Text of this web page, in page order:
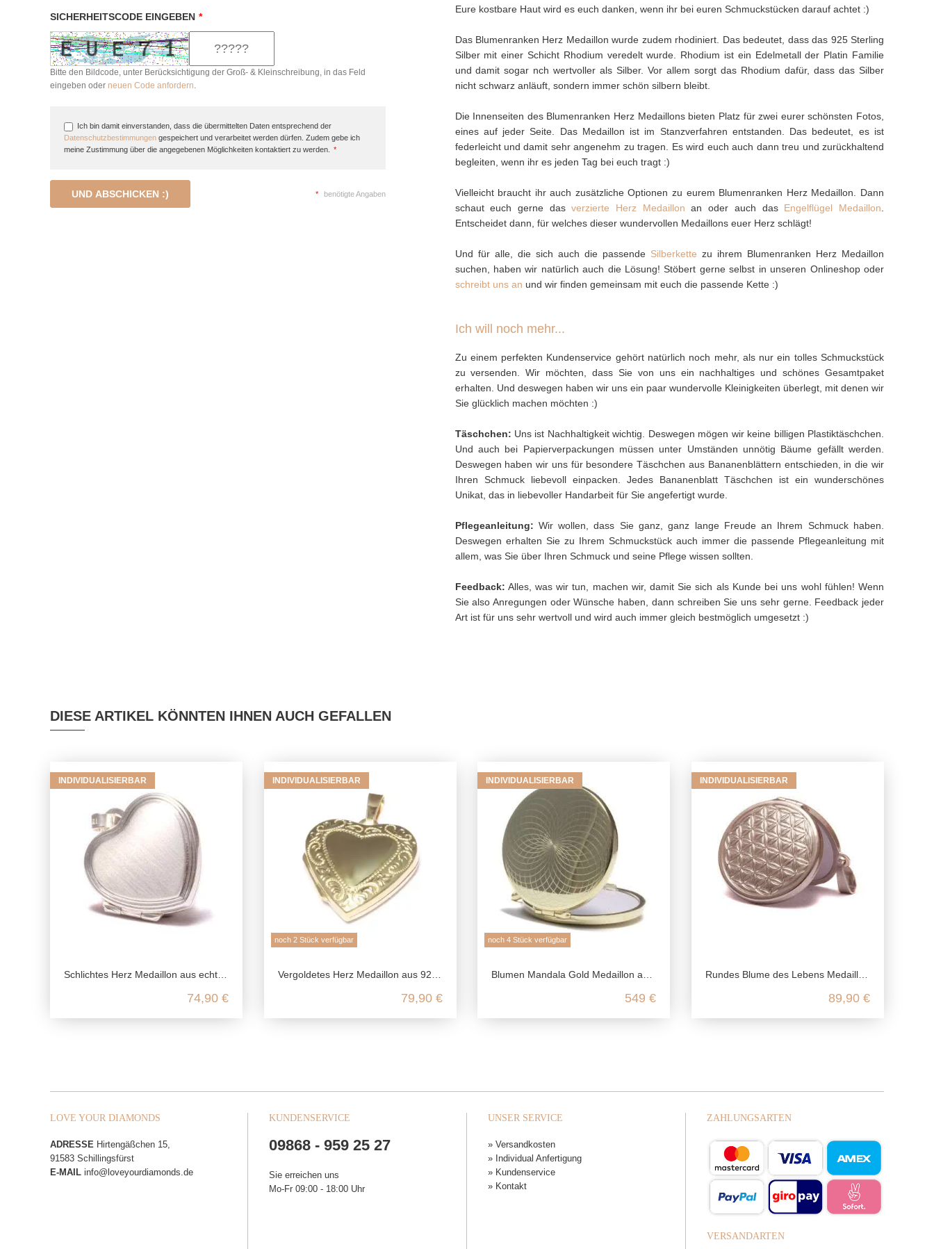
SICHERHEITSCODE EINGEBEN *
Bitte den Bildcode, unter Berücksichtigung der Groß- & Kleinschreibung, in das Feld
eingeben oder neuen Code anfordern.
Ich bin damit einverstanden, dass die übermittelten Daten entsprechend der
Datenschutzbestimmungen gespeichert und verarbeitet werden dürfen. Zudem gebe ich
meine Zustimmung über die angegebenen Möglichkeiten kontaktiert zu werden.
*
UND ABSCHICKEN :) * benötigte Angaben
Eure kostbare Haut wird es euch danken, wenn ihr bei euren Schmuckstücken darauf achtet :)
Das Blumenranken Herz Medaillon wurde zudem rhodiniert. Das bedeutet, dass das 925 Sterling
Silber mit einer Schicht Rhodium veredelt wurde. Rhodium ist ein Edelmetall der Platin Familie
und damit sogar nch wertvoller als Silber. Vor allem sorgt das Rhodium dafür, dass das Silber
nicht schwarz anläuft, sondern immer schön silbern bleibt.
Die Innenseiten des Blumenranken Herz Medaillons bieten Platz für zwei eurer schönsten Fotos,
eines auf jeder Seite. Das Medaillon ist im Stanzverfahren entstanden. Das bedeutet, es ist
federleicht und damit sehr angenehm zu tragen. Es wird euch auch dann treu und zurückhaltend
begleiten, wenn ihr es jeden Tag bei euch tragt :)
Vielleicht braucht ihr auch zusätzliche Optionen zu eurem Blumenranken Herz Medaillon. Dann
schaut euch gerne dasverzierte Herz Medaillon an oder auch das Engelflügel Medaillon
Entscheidet dann, für welches dieser wundervollen Medaillons euer Herz schlägt!
Und für alle, die sich auch die passende Silberkette zu ihrem Blumenranken Herz Medaillon
suchen, haben wir natürlich auch die Lösung! Stöbert gerne selbst in unseren Onlineshop oder
schreibt uns an und wir finden gemeinsam mit euch die passende Kette :)
Ich will noch mehr...
Zu einem perfekten Kundenservice gehört natürlich noch mehr, als nur ein tolles Schmuckstück
zu versenden. Wir möchten, dass Sie von uns ein nachhaltiges und schönes Gesamtpaket
erhalten. Und deswegen haben wir uns ein paar wundervolle Kleinigkeiten überlegt, mit denen wir
Sie glücklich machen möchten :)
Täschchen: Uns ist Nachhaltigkeit wichtig. Deswegen mögen wir keine billigen Plastiktäschchen.
Und auch bei Papierverpackungen müssen unter Umständen unnötig Bäume gefällt werden.
Deswegen haben wir uns für besondere Täschchen aus Bananenblättern entschieden, in die wir
Ihren Schmuck liebevoll einpacken. Jedes Bananenblatt Täschchen ist ein wunderschönes
Unikat, das in liebevoller Handarbeit für Sie angefertigt wurde.
Pflegeanleitung: Wir wollen, dass Sie ganz, ganz lange Freude an Ihrem Schmuck haben.
Deswegen erhalten Sie zu Ihrem Schmuckstück auch immer die passende Pflegeanleitung mit
allem, was Sie über Ihren Schmuck und seine Pflege wissen sollten.
Feedback: Alles, was wir tun, machen wir, damit Sie sich als Kunde bei uns wohl fühlen! Wenn
Sie also Anregungen oder Wünsche haben, dann schreiben Sie uns sehr gerne. Feedback jeder
Art ist für uns sehr wertvoll und wird auch immer gleich bestmöglich umgesetzt :)
DIESE ARTIKEL KÖNNTEN IHNEN AUCH GEFALLEN
INDIVIDUALISIERBAR
Schlichtes Herz Medaillon aus echtem 925 Sterling Silber
74,90 €
INDIVIDUALISIERBAR
noch 2 Stück verfügbar
Vergoldetes Herz Medaillon aus 925 Sterling Silber
79,90 €
INDIVIDUALISIERBAR
noch 4 Stück verfügbar
Blumen Mandala Gold Medaillon aus echtem 585 Gelbgold
549 €
INDIVIDUALISIERBAR
Rundes Blume des Lebens Medaillon aus 925 Sterling Silber
89,90 €
LOVE YOUR DIAMONDS
ADRESSE Hirtengäßchen 15,
91583 Schillingsfürst
E-MAIL info@loveyourdiamonds.de
KUNDENSERVICE
09868 - 959 25 27
Sie erreichen uns
Mo-Fr 09:00 - 18:00 Uhr
UNSER SERVICE
» Versandkosten
» Individual Anfertigung
» Kundenservice
» Kontakt
ZAHLUNGSARTEN
VERSANDARTEN